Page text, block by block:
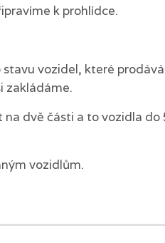
k prohlídce.
vozidel, které
zakládáme.
dvě části a to vozidla
vozidlům.